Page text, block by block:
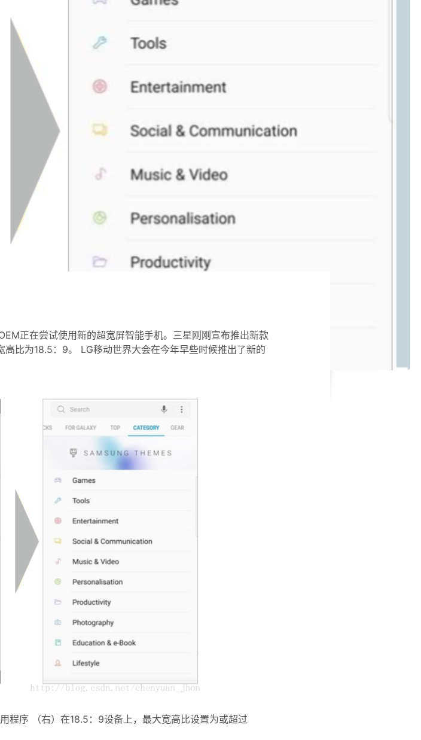
正在尝试使用新的超宽屏智能手机。三星刚刚宣布推出新款
比为18.5：9。 LG移动世界大会在今年早些时候推出了新的
程序 （右）在18.5：9设备上，最大宽高比设置为或超过